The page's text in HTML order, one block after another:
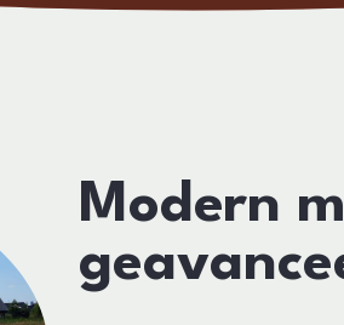
Modern